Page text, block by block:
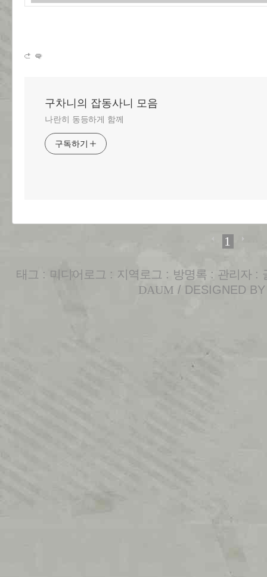
구차니의 잡동사니 모음
나란히 동등하게 함께
구독하기
1
태그 : 미디어로그 : 지역로그 : 방명록 : 관리자:
DAUM / DESIGNED